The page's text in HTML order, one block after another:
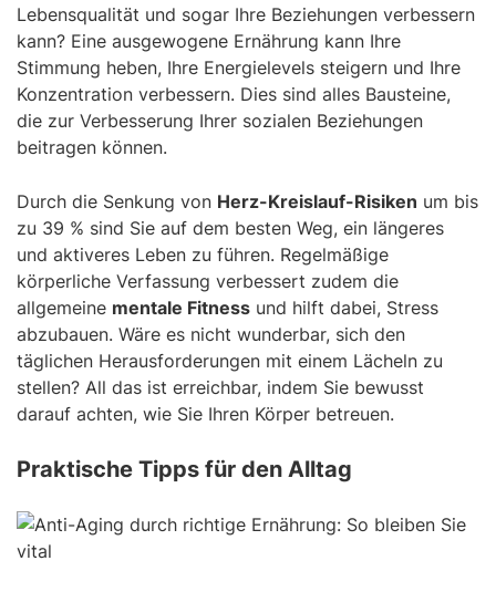
Lebensqualität und sogar Ihre Beziehungen verbessern
kann? Eine ausgewogene Ernährung kann Ihre
Stimmung heben, Ihre Energielevels steigern und Ihre
Konzentration verbessern. Dies sind alles Bausteine,
die zur Verbesserung Ihrer sozialen Beziehungen
beitragen können.
Durch die Senkung von Herz-Kreislauf-Risiken um bis
zu 39 % sind Sie auf dem besten Weg, ein längeres
und aktiveres Leben zu führen. Regelmäßige
körperliche Verfassung verbessert zudem die
allgemeine mentale Fitness und hilft dabei, Stress
abzubauen. Wäre es nicht wunderbar, sich den
täglichen Herausforderungen mit einem Lächeln zu
stellen? All das ist erreichbar, indem Sie bewusst
darauf achten, wie Sie Ihren Körper betreuen.
Praktische Tipps für den Alltag